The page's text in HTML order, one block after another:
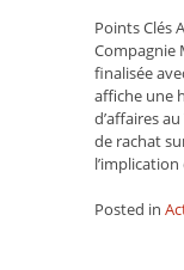
Points Clés
Compagnie
finalisée
affiche une
d’affaires
de rachat
Posted in